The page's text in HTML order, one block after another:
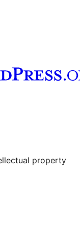
property